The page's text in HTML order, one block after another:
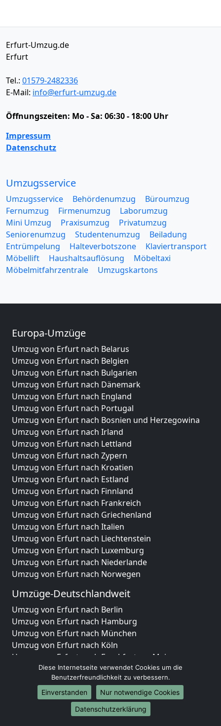
Erfurt-Umzug.de
Erfurt
Tel.: 01579-2482336
E-Mail: info@erfurt-umzug.de
Öffnungszeiten: Mo - Sa: 06:30 - 18:00 Uhr
Impressum
Datenschutz
Umzugsservice
Umzugsservice Behördenumzug
Büroumzug
Fernumzug
Firmenumzug
Laborumzug
Mini Umzug
Praxisumzug
Privatumzug
Seniorenumzug
Studentenumzug
Beiladung
Entrümpelung
Halteverbotszone
Klaviertransport
Möbellift
Haushaltsauflösung
Möbeltaxi
Möbelmitfahrzentrale
Umzugskartons
Europa-Umzüge
Umzug von Erfurt nach Belarus
Umzug von Erfurt nach Belgien
Umzug von Erfurt nach Bulgarien
Umzug von Erfurt nach Dänemark
Umzug von Erfurt nach England
Umzug von Erfurt nach Portugal
Umzug von Erfurt nach Bosnien und Herzegowina
Umzug von Erfurt nach Irland
Umzug von Erfurt nach Lettland
Umzug von Erfurt nach Zypern
Umzug von Erfurt nach Kroatien
Umzug von Erfurt nach Estland
Umzug von Erfurt nach Finnland
Umzug von Erfurt nach Frankreich
Umzug von Erfurt nach Griechenland
Umzug von Erfurt nach Italien
Umzug von Erfurt nach Liechtenstein
Umzug von Erfurt nach Luxemburg
Umzug von Erfurt nach Niederlande
Umzug von Erfurt nach Norwegen
Umzüge-Deutschlandweit
Umzug von Erfurt nach Berlin
Umzug von Erfurt nach Hamburg
Umzug von Erfurt nach München
Umzug von Erfurt nach Köln
Umzug von Erfurt nach Frankfurt am Main
Umzug von Erfurt nach Stuttgart
Umzug von Erfurt nach Düsseldorf
Umzug von Erfurt nach Leipzig
Umzug von Erfurt nach Dortmund
Umzug von Erfurt nach Essen
Diese Internetseite verwendet Cookies um die
Benutzerfreundlichkeit zu verbessern.
Einverstanden
Nur notwendige Cookies
Datenschutzerklärung